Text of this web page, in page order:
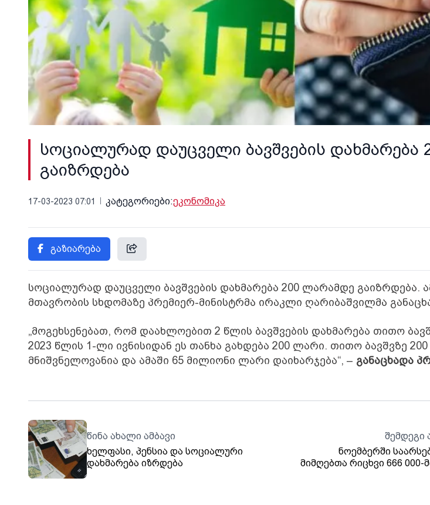
სოციალურად დაუცველი ბავშვების დახმარება
გაიზრდება
17-03-2023 07:01 კატეგორიები:ეკონომიკა
გაზიარება
სოციალურად დაუცველი ბავშვების დახმარება 200 ლარამდე გაიზრდება.
მთავრობის სხდომაზე პრემიერ-მინისტრმა ირაკლი ღარიბაშვილმა
„მოგეხსენებათ, რომ დაახლოებით 2 წლის ბავშვების დახმარება თითო
2023 წლის 1-ლი ივნისიდან ეს თანხა გახდება 200 ლარი. თითო ბავშვზე
მნიშვნელოვანია და ამაში 65 მილიონი ლარი დაიხარჯება“, – განაცხადა
წინა ახალი ამბავი
ხელფასი, პენსია და სოციალური
დახმარება იზრდება
შემდეგი
ნოემბერში
მიმღებთა რიცხვი 666